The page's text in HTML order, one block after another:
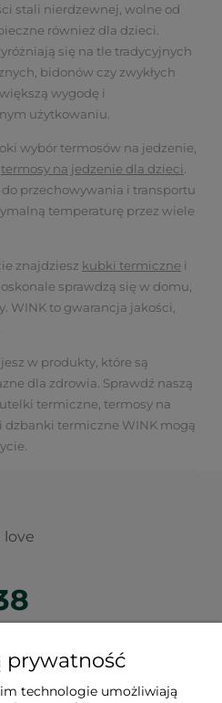
stali nierdzewnej, wolne od
również dla dzieci.
się na tle tradycyjnych
bidonów czy zwykłych
wygodę i
użytkowaniu.
wybór termosów na jedzenie,
termosy na jedzenie dla dzieci
przechowywania i transportu
temperaturę przez wiele
znajdziesz kubki termiczne i
sprawdzą się w domu,
WINK to gwarancja jakości,
w produkty, które są
dla zdrowia. Sprawdź naszą
termiczne, termosy na
termiczne WINK mogą
love
prywatność
technologie umożliwiają